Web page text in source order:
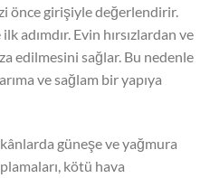
önce girişiyle değerlendirir.
adımdır. Evin hırsızlardan ve
edilmesini sağlar. Bu nedenle
ve sağlam bir yapıya
güneşe ve yağmura
kötü hava